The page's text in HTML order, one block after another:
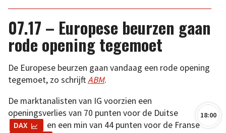
07.17 – Europese beurzen gaan
rode opening tegemoet
De Europese beurzen gaan vandaag een rode opening
tegemoet, zo schrijftABM.
De marktanalisten van IG voorzien een
openingsverlies van 70 punten voor de Duitse
DAX en een min van 44 punten voor de Franse
18:00